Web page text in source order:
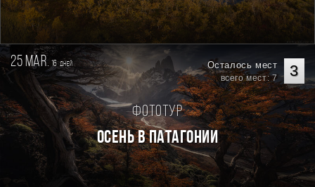
25 mar. 16дней 3
Осталось мест
всего мест: 7
Фототур
Осень в Патагонии